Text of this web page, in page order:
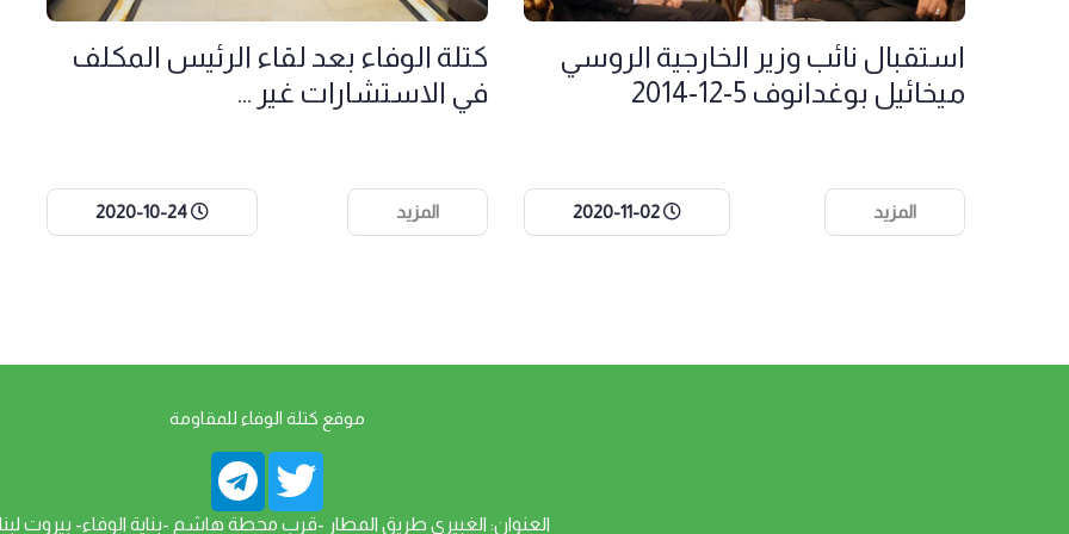
استقبال نائب وزير الخارجية الروسي
ميخائيل بوغدانوف 5-12-2014
المزيد
كتلة الوفاء بعد لقاء الرئيس المكلف
في الاستشارات غير ...
المزيد
موقع كتلة الوفاء للمقاومة
العنوان: الغبيري طريق المطار -قرب محطة هاشم -بناية الوفاء- بيروت